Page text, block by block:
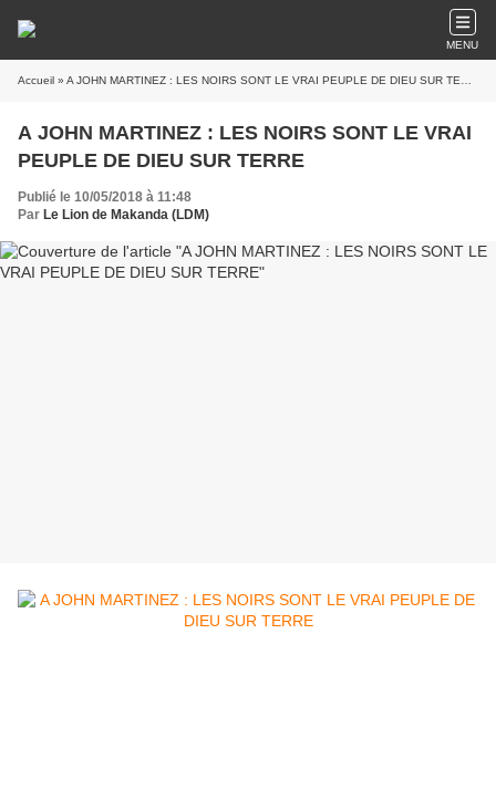
MENU
Accueil » A JOHN MARTINEZ : LES NOIRS SONT LE VRAI PEUPLE DE DIEU SUR TERRE
A JOHN MARTINEZ : LES NOIRS SONT LE VRAI
PEUPLE DE DIEU SUR TERRE
Publié le 10/05/2018 à 11:48
Par Le Lion de Makanda (LDM)